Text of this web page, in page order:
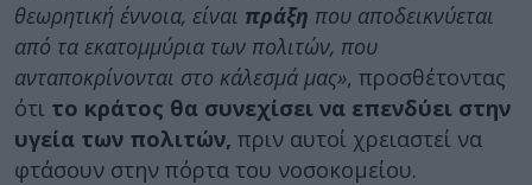
θεωρητική έννοια, είναι πράξη που αποδεικνύεται
από τα εκατομμύρια των πολιτών, που
ανταποκρίνονται στο κάλεσμά μας», προσθέτοντας
ότι το κράτος θα συνεχίσει να επενδύει στην
υγεία των πολιτών, πριν αυτοί χρειαστεί να
φτάσουν στην πόρτα του νοσοκομείου.